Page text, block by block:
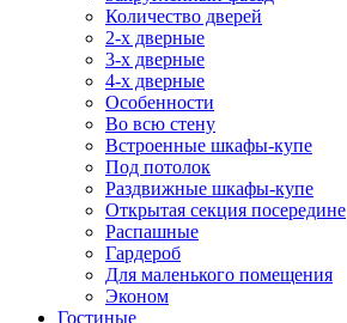
Количество дверей
2-х дверные
3-х дверные
4-х дверные
Особенности
Во всю стену
Встроенные шкафы-купе
Под потолок
Раздвижные шкафы-купе
Открытая секция посередине
Распашные
Гардероб
Для маленького помещения
Эконом
Гостиные